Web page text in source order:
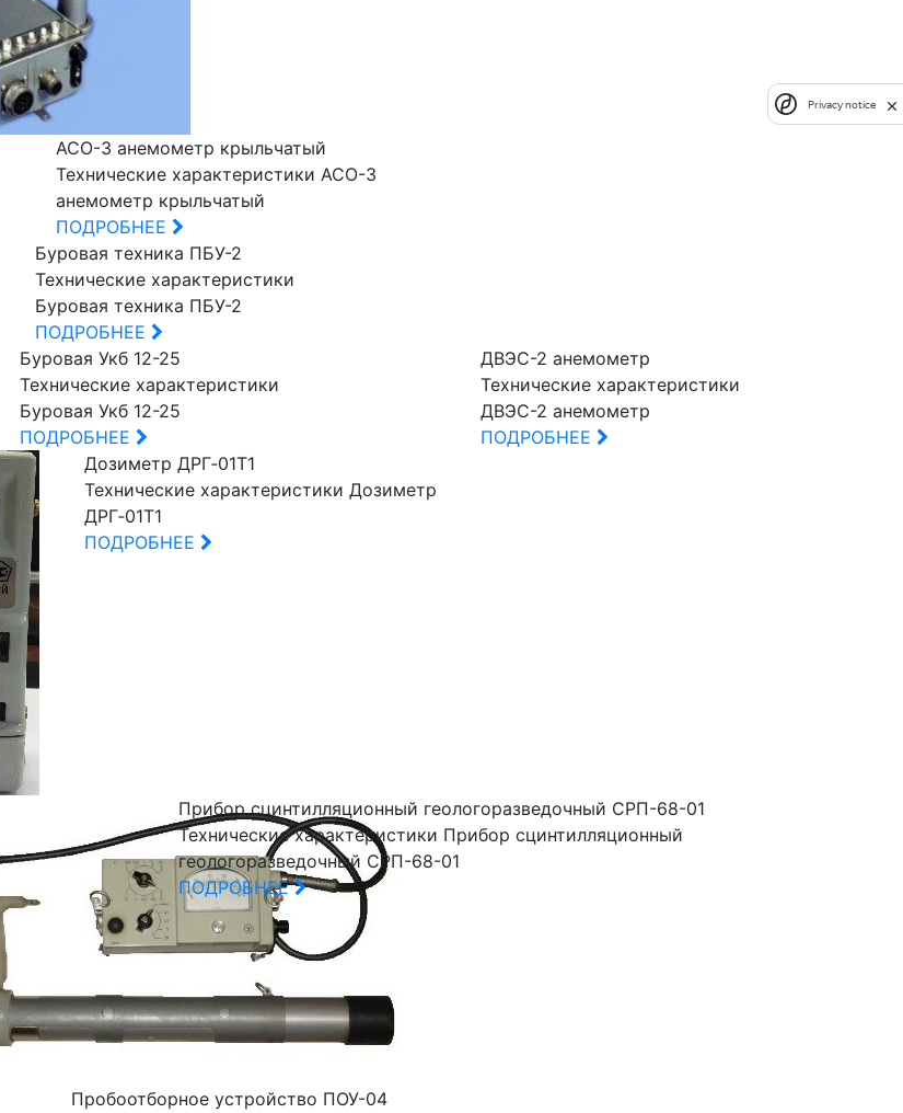
АСО-3 анемометр крыльчатый
Технические характеристики АСО-3
анемометр крыльчатый
ПОДРОБНЕЕ
Буровая техника ПБУ-2
Технические характеристики
Буровая техника ПБУ-2
ПОДРОБНЕЕ
Буровая Укб 12-25
Технические характеристики
Буровая Укб 12-25
ПОДРОБНЕЕ
ДВЭС-2 анемометр
Технические характеристики
ДВЭС-2 анемометр
ПОДРОБНЕЕ
Дозиметр ДРГ‑01Т1
Технические характеристики Дозиметр
ДРГ‑01Т1
ПОДРОБНЕЕ
Прибор сцинтилляционный геологоразведочный СРП-68-01
Технические характеристики Прибор сцинтилляционный
геологоразведочный СРП-68-01
ПОДРОБНЕЕ
Пробоотборное устройство ПОУ-04
Privacy notice